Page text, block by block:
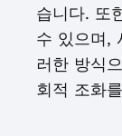
습니다. 또
수 있으며,
러한 방식
회적 조화